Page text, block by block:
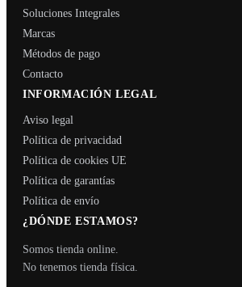
Soluciones Integrales
Marcas
Métodos de pago
Contacto
INFORMACIÓN LEGAL
Aviso legal
Política de privacidad
Política de cookies UE
Política de garantías
Política de envío
¿DÓNDE ESTAMOS?
Somos tienda online.
No tenemos tienda física.